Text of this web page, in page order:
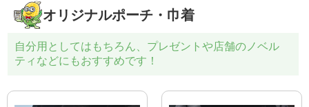
オリジナルポーチ・巾着
自分用としてはもちろん、プレゼントや店舗のノベル
ティなどにもおすすめです！